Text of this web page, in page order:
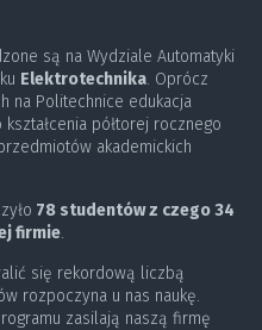
są na Wydziale Automatyki
Elektrotechnika. Oprócz
na Politechnice edukacja
półtorej rocznego
akademickich
78 studentów z czego 34
firmie.
się rekordową liczbą
rozpoczyna u nas naukę.
zasilają naszą firmę